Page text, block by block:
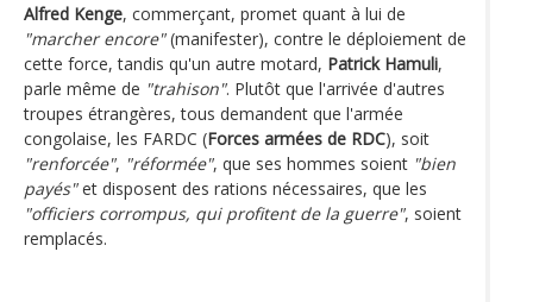
Alfred Kenge, commerçant, promet quant à lui de
"marcher encore"(manifester), contre le déploiement de
cette force, tandis qu'un autre motard, Patrick Hamuli,
parle même de "trahison". Plutôt que l'arrivée d'autres
troupes étrangères, tous demandent que l'armée
congolaise, les FARDC (Forces armées de RDC), soit
"renforcée", "réformée", que ses hommes soient "bien
payés"et disposent des rations nécessaires, que les
"officiers corrompus, qui profitent de la guerre", soient
remplacés.